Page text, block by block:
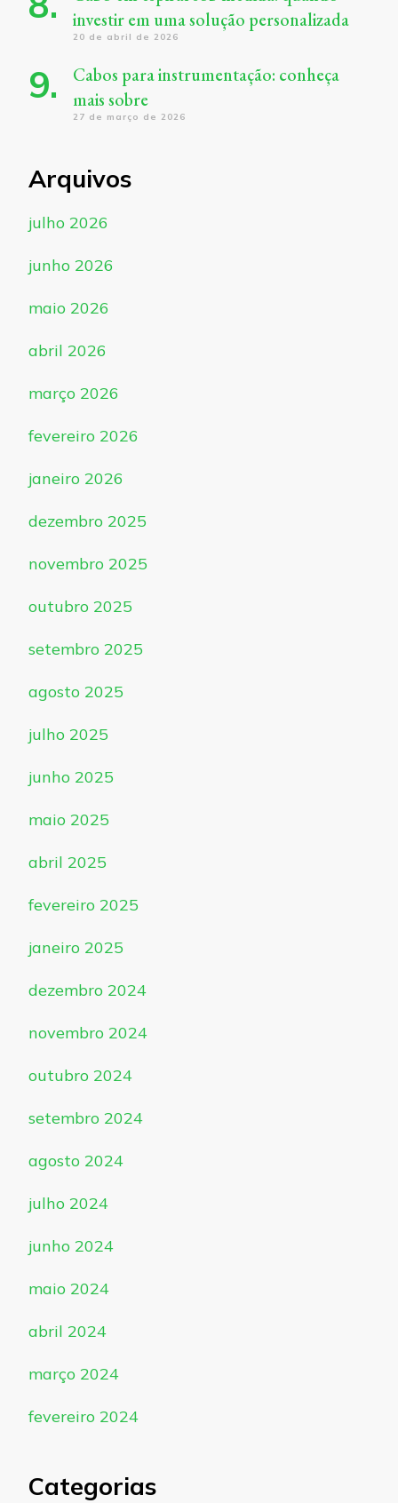
investir em uma solução personalizada
20 de abril de 2026
Cabos para instrumentação: conheça
mais sobre
27 de março de 2026
Arquivos
julho 2026
junho 2026
maio 2026
abril 2026
março 2026
fevereiro 2026
janeiro 2026
dezembro 2025
novembro 2025
outubro 2025
setembro 2025
agosto 2025
julho 2025
junho 2025
maio 2025
abril 2025
fevereiro 2025
janeiro 2025
dezembro 2024
novembro 2024
outubro 2024
setembro 2024
agosto 2024
julho 2024
junho 2024
maio 2024
abril 2024
março 2024
fevereiro 2024
Categorias